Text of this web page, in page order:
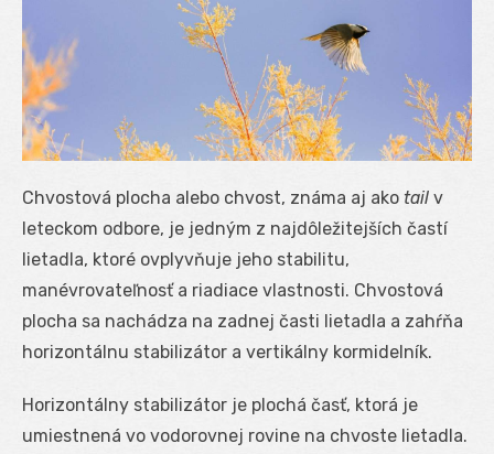
Chvostová plocha alebo chvost, známa aj ako tail v
leteckom odbore, je jedným z najdôležitejších častí
lietadla, ktoré ovplyvňuje jeho stabilitu,
manévrovateľnosť a riadiace vlastnosti. Chvostová
plocha sa nachádza na zadnej časti lietadla a zahŕňa
horizontálnu stabilizátor a vertikálny kormidelník.
Horizontálny stabilizátor je plochá časť, ktorá je
umiestnená vo vodorovnej rovine na chvoste lietadla.